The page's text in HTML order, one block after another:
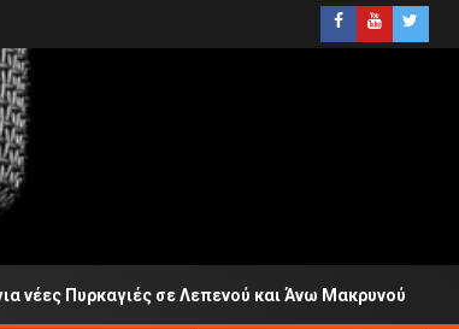
Πυρκαγιές σε Λεπενού και Άνω Μακρυνού